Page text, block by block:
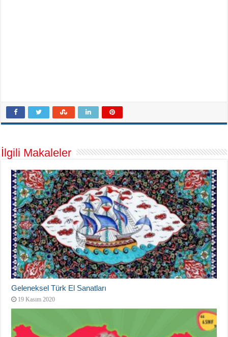
İlgili Makaleler
Geleneksel Türk El Sanatları
19 Kasım 2020